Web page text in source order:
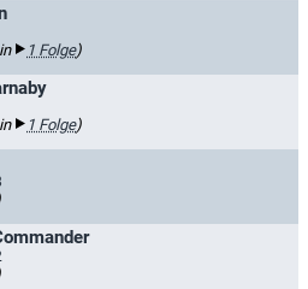
1 Folge)
1 Folge)